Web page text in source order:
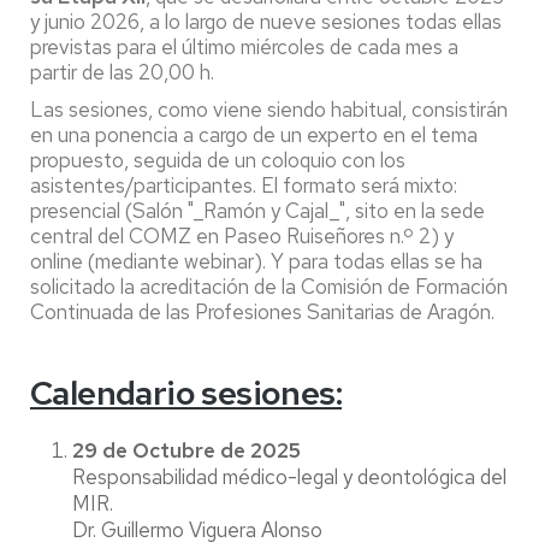
y junio 2026, a lo largo de nueve sesiones todas ellas
previstas para el último miércoles de cada mes a
partir de las 20,00 h.
Las sesiones, como viene siendo habitual, consistirán
en una ponencia a cargo de un experto en el tema
propuesto, seguida de un coloquio con los
asistentes/participantes. El formato será mixto:
presencial (Salón "_Ramón y Cajal_", sito en la sede
central del COMZ en Paseo Ruiseñores n.º 2) y
online (mediante webinar). Y para todas ellas se ha
solicitado la acreditación de la Comisión de Formación
Continuada de las Profesiones Sanitarias de Aragón.
Calendario sesiones:
29 de Octubre de 2025
Responsabilidad médico-legal y deontológica del
MIR.
Dr. Guillermo Viguera Alonso